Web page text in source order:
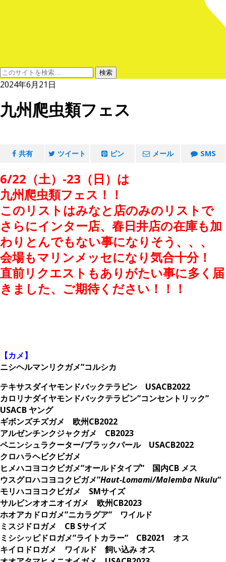
2024年6月21日
九州爬虫類フェス
共有 ツイート ピン メール SMS
6/22（土）-23（日）は
九州爬虫類フェス！！
このリストはみなと店のみのリストで
さらにインター店、春日井店の在庫も加
わりとんでもない事になりそう、、、
会場もマリンメッセになり気合十分！
直前リクエストもありがたい事に多く届
きました、ご期待ください！！！
【カメ】
ニシヘルマンリクガメ”コルシカ
テキサスダイヤモンドバックテラピン USACB2022
カロリナダイヤモンドバックテラピン”コンセントリック”
USACB ヤング
ギボンズチズガメ 欧州CB2022
アルゼンチンクジャクガメ CB2023
ペニンシュラクーター/ブラックパール USACB2022
クロハラヘビクビガメ
ヒメハコヨコクビガメ”オールドタイプ” 国内CB メス
ウスグロハコヨコクビガメ”Haut-Lomami/Malemba Nkulu“
モリハコヨコクビガメ SMサイズ
サルビンオオニオイガメ 欧州CB2023
ホオアカドロガメ”ニカラグア” ワイルド
ミスジドロガメ CB Sサイズ
ミシシッピドロガメ”ライトカラー” CB2021 オス
キイロドロガメ ワイルド 飼い込み オス